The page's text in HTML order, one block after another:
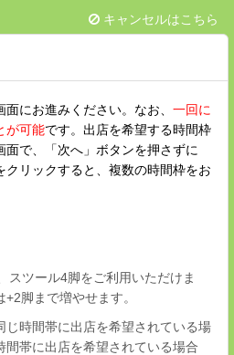
キャンセルはこちら
にお進みください。なお、 一回に
が可能です。出店を希望する時間枠
で、「次へ」ボタンを押さずに
クリックすると、複数の時間枠をお
スツール4脚をご利用いただけま
脚まで増やせます。
時間帯に出店を希望されている場
帯に出店を希望されている場合